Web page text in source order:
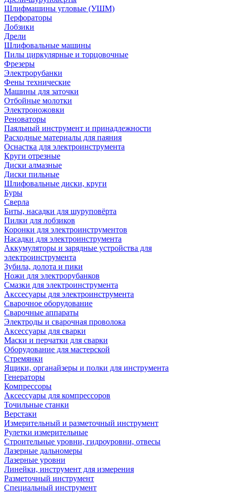
Шлифмашины угловые (УШМ)
Перфораторы
Лобзики
Дрели
Шлифовальные машины
Пилы циркулярные и торцовочные
Фрезеры
Электрорубанки
Фены технические
Машины для заточки
Отбойные молотки
Электроножовки
Реноваторы
Паяльный инструмент и принадлежности
Расходные материалы для паяния
Оснастка для электроинструмента
Круги отрезные
Диски алмазные
Диски пильные
Шлифовальные диски, круги
Буры
Сверла
Биты, насадки для шуруповёрта
Пилки для лобзиков
Коронки для электроинструментов
Насадки для электроинструмента
Аккумуляторы и зарядные устройства для
электроинструмента
Зубила, долота и пики
Ножи для электрорубанков
Смазки для электроинструмента
Акссесуары для электроинструмента
Сварочное оборудование
Сварочные аппараты
Электроды и сварочная проволока
Аксессуары для сварки
Маски и перчатки для сварки
Оборудование для мастерской
Стремянки
Ящики, органайзеры и полки для инструмента
Генераторы
Компрессоры
Аксессуары для компрессоров
Точильные станки
Верстаки
Измерительный и разметочный инструмент
Рулетки измерительные
Строительные уровни, гидроуровни, отвесы
Лазерные дальномеры
Лазерные уровни
Линейки, инструмент для измерения
Разметочный инструмент
Специальный инструмент